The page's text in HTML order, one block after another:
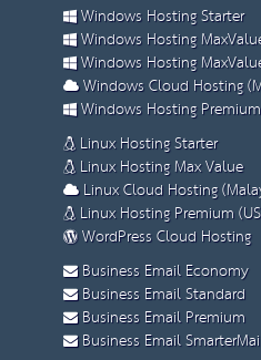
Windows Hosting Starter
Windows Hosting
Windows Hosting
Windows Cloud Hosting
Windows Hosting
Linux Hosting Starter
Linux Hosting Max Value
Linux Cloud Hosting
Linux Hosting Premium
WordPress Cloud Hosting
Business Email Economy
Business Email Standard
Business Email Premium
Business Email